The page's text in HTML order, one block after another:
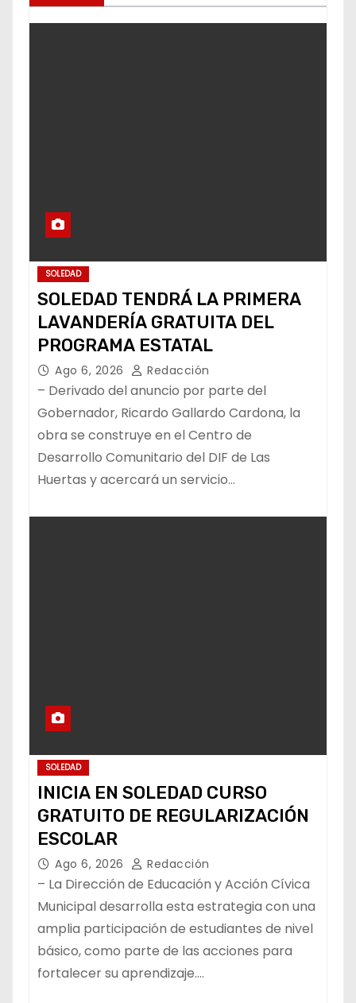
SOLEDAD
SOLEDAD TENDRÁ LA PRIMERA
LAVANDERÍA GRATUITA DEL
PROGRAMA ESTATAL
Ago 6, 2026 Redacción
– Derivado del anuncio por parte del
Gobernador, Ricardo Gallardo Cardona, la
obra se construye en el Centro de
Desarrollo Comunitario del DIF de Las
Huertas y acercará un servicio…
SOLEDAD
INICIA EN SOLEDAD CURSO
GRATUITO DE REGULARIZACIÓN
ESCOLAR
Ago 6, 2026 Redacción
– La Dirección de Educación y Acción Cívica
Municipal desarrolla esta estrategia con una
amplia participación de estudiantes de nivel
básico, como parte de las acciones para
fortalecer su aprendizaje.…